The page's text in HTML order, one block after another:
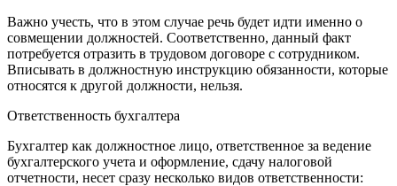
Важно учесть, что в этом случае речь будет идти именно о
совмещении должностей. Соответственно, данный факт
потребуется отразить в трудовом договоре с сотрудником.
Вписывать в должностную инструкцию обязанности, которые
относятся к другой должности, нельзя.
Ответственность бухгалтера
Бухгалтер как должностное лицо, ответственное за ведение
бухгалтерского учета и оформление, сдачу налоговой
отчетности, несет сразу несколько видов ответственности: